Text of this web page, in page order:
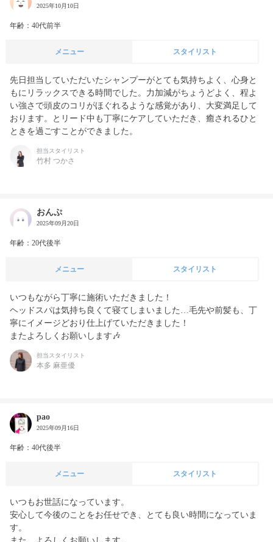
2025年10月10日
年齢：40代前半
メニュー スタイリスト
先日担当していただいたシャンプーがとても気持ちよく、心身と
もにリラックスできる時間でした。力加減がちょうどよく、程よ
い強さで頭皮のコリがほぐれるような感覚があり、大変満足して
おります。とリード中も丁寧にケアしていただき、癒されるひと
ときを過ごすことができました。
担当スタイリスト
竹村 つかさ
おんぷ
2025年09月20日
年齢：20代後半
メニュー スタイリスト
いつもながら丁寧に施術いただきました！
ヘッドスパは気持ち良くて寝てしまいました…毛先や前髪も、丁
寧にイメージどおり仕上げていただきました！
またよろしくお願いします🎶
担当スタイリスト
本多 麻亜優
pao
2025年09月16日
年齢：40代後半
メニュー スタイリスト
いつもお世話になっています。
安心して今後のことをお任せでき、とても良い時間になっていま
す。